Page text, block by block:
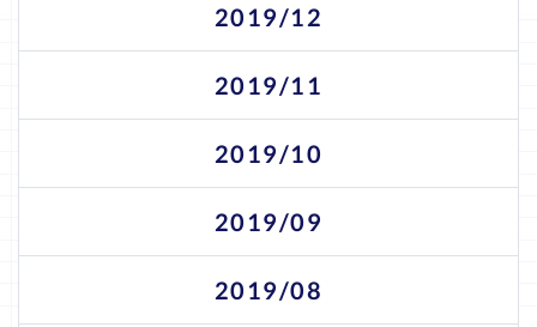
2019/12
2019/11
2019/10
2019/09
2019/08